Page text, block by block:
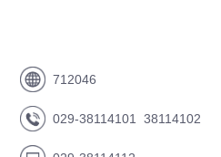
712046
029-38114101 38114102